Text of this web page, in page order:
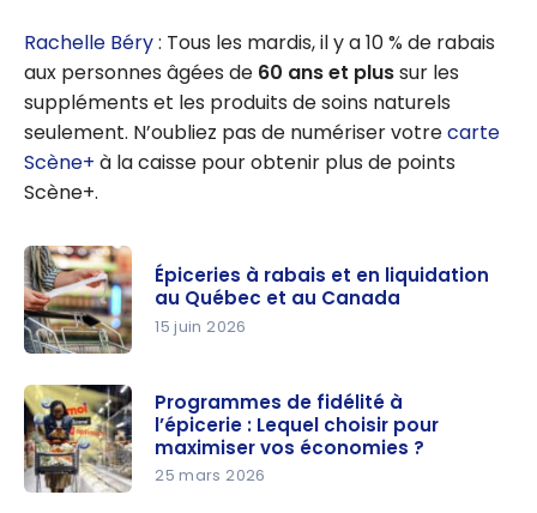
Rachelle Béry: Tous les mardis, il y a 10 % de rabais
aux personnes âgées de 60 ans et plussur les
suppléments et les produits de soins naturels
seulement. N’oubliez pas de numériser votrecarte
Scène+ à la caisse pour obtenir plus de points
Scène+.
rabais et
en
liquidation
au Québec
Épiceries à rabais et en liquidation
au Québec et au Canada
15 juin 2026
Programmes de fidélité à
l’épicerie : Lequel choisir pour
maximiser vos économies ?
25 mars 2026